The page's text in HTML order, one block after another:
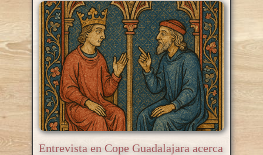
Entrevista en Cope Guadalajara acerca